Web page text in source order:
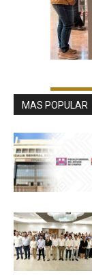
MAS POPULAR